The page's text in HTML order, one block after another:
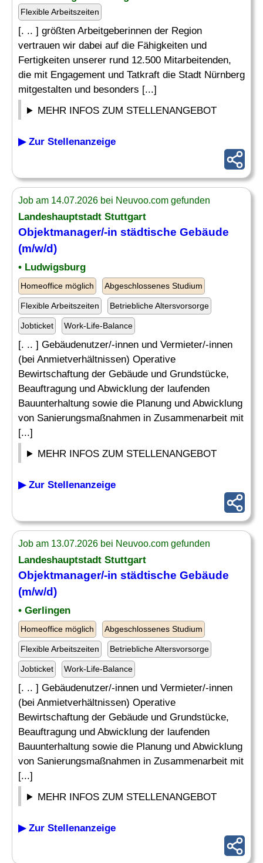
Flexible Arbeitszeiten
[. .. ] größten Arbeitgeberinnen der Region
vertrauen wir dabei auf die Fähigkeiten und
Fertigkeiten unserer rund 12.500 Mitarbeitenden,
die mit Engagement und Tatkraft die Stadt Nürnberg
mitgestalten und besonders [...]
MEHR INFOS ZUM STELLENANGEBOT
▶ Zur Stellenanzeige
Job am 14.07.2026 bei Neuvoo.com gefunden
Landeshauptstadt Stuttgart
Objektmanager/-in städtische Gebäude
(m/w/d)
• Ludwigsburg
Homeoffice möglich Abgeschlossenes Studium
Flexible Arbeitszeiten Betriebliche Altersvorsorge
Jobticket Work-Life-Balance
[. .. ] Gebäudenutzer/-innen und Vermieter/-innen
(bei Anmietverhältnissen) Operative
Bewirtschaftung der Gebäude und Grundstücke,
Beauftragung und Abwicklung der laufenden
Bauunterhaltung sowie die Planung und Abwicklung
von Sanierungsmaßnahmen in Zusammenarbeit mit
[...]
MEHR INFOS ZUM STELLENANGEBOT
▶ Zur Stellenanzeige
Job am 13.07.2026 bei Neuvoo.com gefunden
Landeshauptstadt Stuttgart
Objektmanager/-in städtische Gebäude
(m/w/d)
• Gerlingen
Homeoffice möglich Abgeschlossenes Studium
Flexible Arbeitszeiten Betriebliche Altersvorsorge
Jobticket Work-Life-Balance
[. .. ] Gebäudenutzer/-innen und Vermieter/-innen
(bei Anmietverhältnissen) Operative
Bewirtschaftung der Gebäude und Grundstücke,
Beauftragung und Abwicklung der laufenden
Bauunterhaltung sowie die Planung und Abwicklung
von Sanierungsmaßnahmen in Zusammenarbeit mit
[...]
MEHR INFOS ZUM STELLENANGEBOT
▶ Zur Stellenanzeige